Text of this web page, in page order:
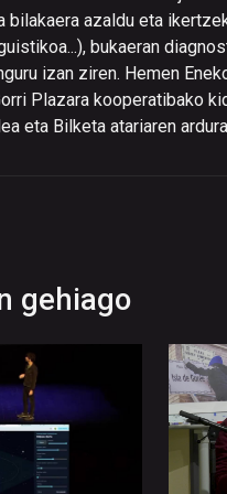
bilakaera azaldu eta
bukaeran
izan ziren. Hemen
Plazara kooperatibako
eta Bilketa atariaren
gehiago